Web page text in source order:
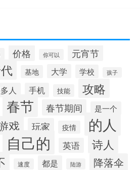
价格 你可以 元宵节
基地 大学 学校 孩子
人 手机 技能 攻略
春节 春节期间 是一个
戏 玩家 疫情 的人
自己的 英语 诗人
速度 都是 陆游 降落伞